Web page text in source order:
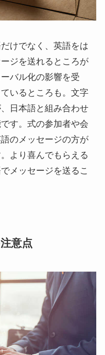
ジ
けでなく、英語をは
ジを送れるところが
バル化の影響を受
いるところも。文字
日本語と組み合わせ
す。式の参加者や会
のメッセージの方が
より喜んでもらえる
メッセージを送るこ
意点